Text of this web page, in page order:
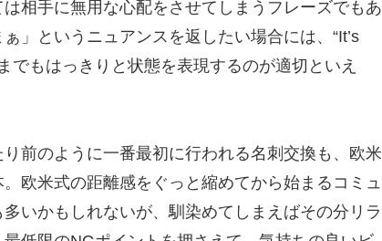
相手に無用な心配をさせてしまうフレーズでもあ
」というニュアンスを返したい場合には、“It’s
でもはっきりと状態を表現するのが適切といえ
前のように一番最初に行われる名刺交換も、欧米
欧米式の距離感をぐっと縮めてから始まるコミュ
いかもしれないが、馴染めてしまえばその分リラ